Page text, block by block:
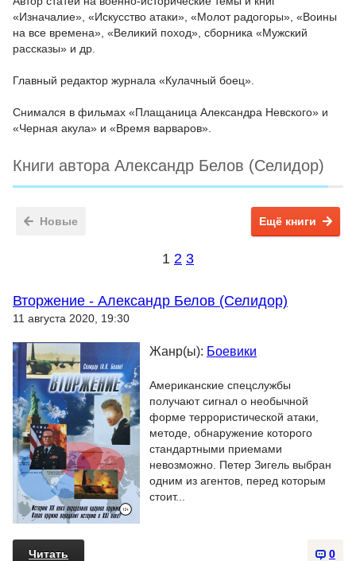
«Изначалие», «Искусство атаки», «Молот радогоры», «Воины
на все времена», «Великий поход», сборника «Мужский
рассказы» и др.
Главный редактор журнала «Кулачный боец».
Снимался в фильмах «Плащаница Александра Невского» и
«Черная акула» и «Время варваров».
Книги автора Александр Белов (Селидор)
Новые Ещё книги
1 2 3
Вторжение - Александр Белов (Селидор)
11 августа 2020, 19:30
Жанр(ы): Боевики
Американские спецслужбы
получают сигнал о необычной
форме террористической атаки,
методе, обнаружение которого
стандартными приемами
невозможно. Петер Зигель выбран
одним из агентов, перед которым
стоит...
0
Читать